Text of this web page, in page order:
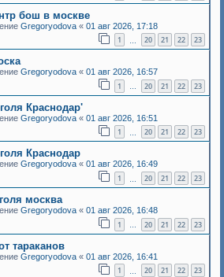
бош в москве
Gregoryodova « 01 авг 2026, 17:18
1 20 21 22 23
Gregoryodova « 01 авг 2026, 16:57
1 … 20 21 22 23
Краснодар'
Gregoryodova « 01 авг 2026, 16:51
1 20 21 22 23
Краснодар
Gregoryodova « 01 авг 2026, 16:49
1 20 21 22 23
москва
Gregoryodova « 01 авг 2026, 16:48
1 … 20 21 22 23
тараканов
Gregoryodova « 01 авг 2026, 16:41
1 20 21 22 23